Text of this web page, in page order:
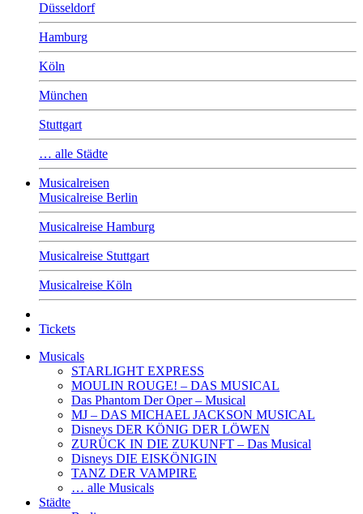
Düsseldorf
Hamburg
Köln
München
Stuttgart
… alle Städte
Musicalreisen
Musicalreise Berlin
Musicalreise Hamburg
Musicalreise Stuttgart
Musicalreise Köln
Tickets
Musicals
STARLIGHT EXPRESS
MOULIN ROUGE! – DAS MUSICAL
Das Phantom Der Oper – Musical
MJ – DAS MICHAEL JACKSON MUSICAL
Disneys DER KÖNIG DER LÖWEN
ZURÜCK IN DIE ZUKUNFT – Das Musical
Disneys DIE EISKÖNIGIN
TANZ DER VAMPIRE
… alle Musicals
Städte